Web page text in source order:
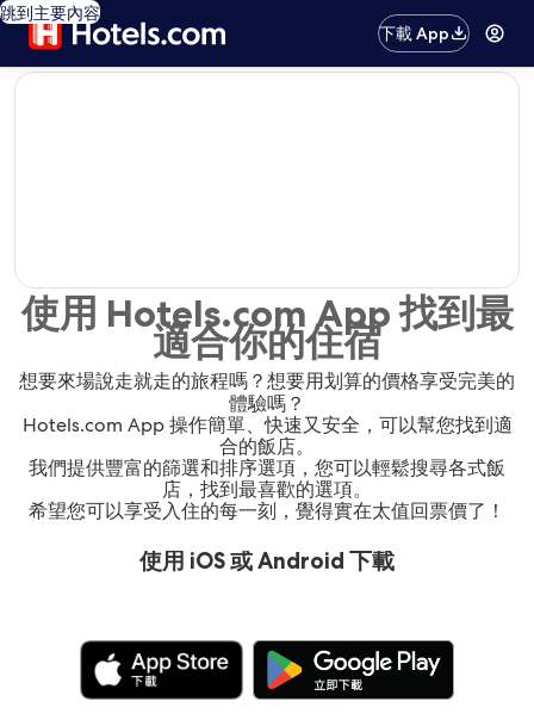
跳到主要內容
下載 App
editorial
使用 Hotels.com App 找到最
適合你的住宿
想要來場說走就走的旅程嗎？想要用划算的價格享受完美的
體驗嗎？
Hotels.com App 操作簡單、快速又安全，可以幫您找到適
合的飯店。
我們提供豐富的篩選和排序選項，您可以輕鬆搜尋各式飯
店，找到最喜歡的選項。
希望您可以享受入住的每一刻，覺得實在太值回票價了！
使用 iOS 或 Android 下載